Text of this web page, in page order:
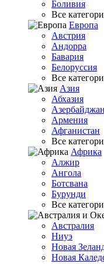
Боливия
Все
Европа
Австрия
Андорра
Бавария
Белоруссия
Все
Азия
Абхазия
Азербайджан
Армения
Афганистан
Все
Африка
Алжир
Ангола
Ботсвана
Бурунди
Все
Австралия
Ниуэ
Новая
Новая